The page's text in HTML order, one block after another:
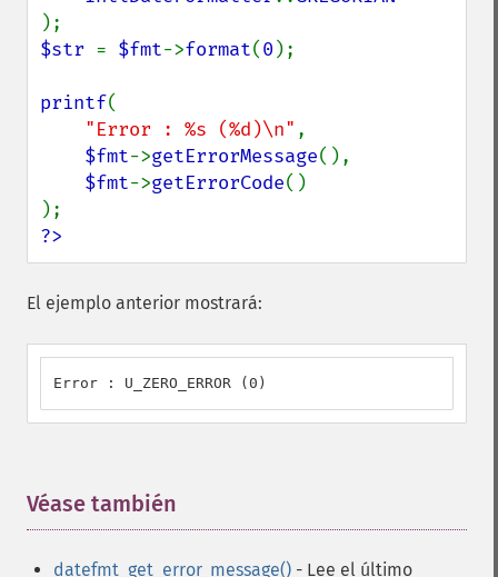
$str = $fmt->format(0 );
printf(
"Error : %s (%d)\n" ,
$fmt->getErrorMessage(),
$fmt->getErrorCode()
?>
El ejemplo anterior mostrará:
Error : U_ZERO_ERROR (0)
Véase también
datefmt_get_error_message() - Lee el último